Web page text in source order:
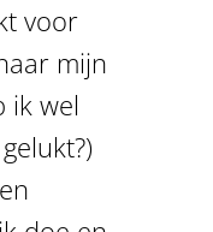
voor
mijn
ik wel